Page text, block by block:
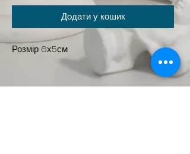
Додати у кошик
Розмір 6х5см